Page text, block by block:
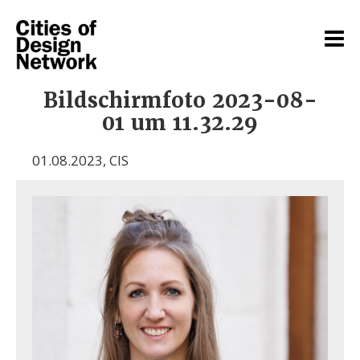
Bildschirmfoto 2023-08-
01 um 11.32.29
01.08.2023, CIS